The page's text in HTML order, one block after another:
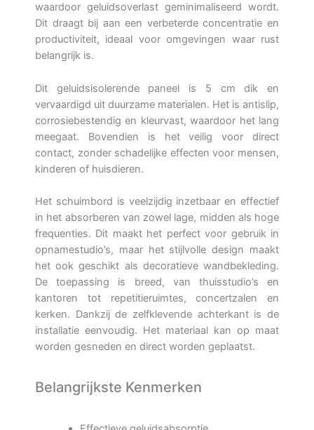
waardoor geluidsoverlast geminimaliseerd wordt.
Dit draagt bij aan een verbeterde concentratie en
productiviteit, ideaal voor omgevingen waar rust
belangrijk is.
Dit geluidsisolerende paneel is 5 cm dik en
vervaardigd uit duurzame materialen. Het is antislip,
corrosiebestendig en kleurvast, waardoor het lang
meegaat. Bovendien is het veilig voor direct
contact, zonder schadelijke effecten voor mensen,
kinderen of huisdieren.
Het schuimbord is veelzijdig inzetbaar en effectief
in het absorberen van zowel lage, midden als hoge
frequenties. Dit maakt het perfect voor gebruik in
opnamestudio’s, maar het stijlvolle design maakt
het ook geschikt als decoratieve wandbekleding.
De toepassing is breed, van thuisstudio’s en
kantoren tot repetitieruimtes, concertzalen en
kerken. Dankzij de zelfklevende achterkant is de
installatie eenvoudig. Het materiaal kan op maat
worden gesneden en direct worden geplaatst.
Belangrijkste Kenmerken